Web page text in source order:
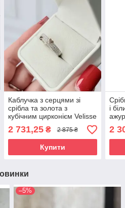
Каблучка з серцями зі
срібла та золота з
кубічним цирконієм Velisse
2 731,25₴ 2 875 ₴
Купити
і
2
–5%